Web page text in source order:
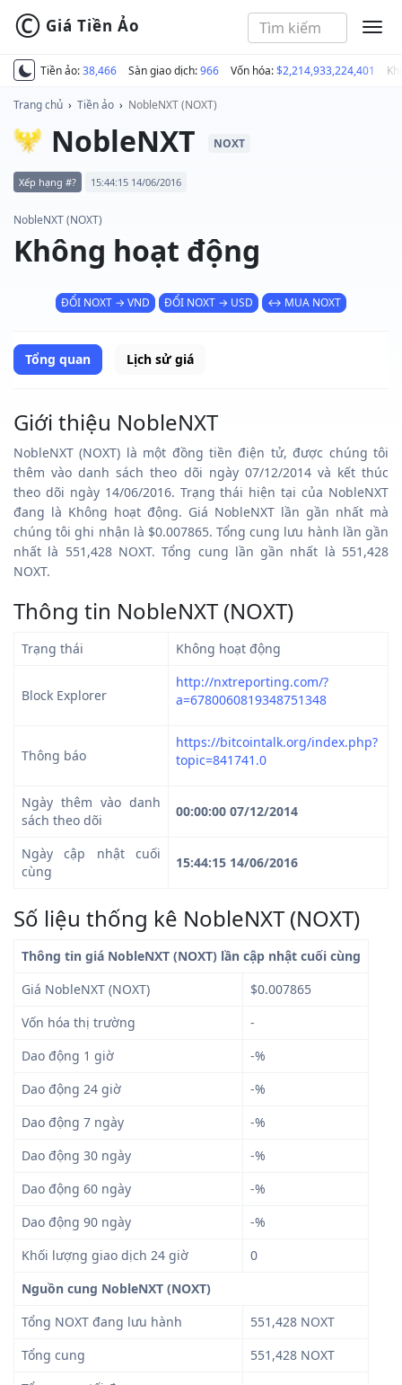
Tiền ảo:38,466 Sàn giao dịch:966 Vốn hóa:$2,214,933,224,401
© Giá Tiền Ảo
Trang chủ › Tiền ảo › NobleNXT (NOXT)
NobleNXT NOXT
Xếp hạng #? 15:44:15 14/06/2016
NobleNXT (NOXT)
Không hoạt động
ĐỔI NOXT → VND ĐỔI NOXT → USD ↔ MUA NOXT
Tổng quan Lịch sử giá
Giới thiệu NobleNXT
NobleNXT (NOXT) là một đồng tiền điện tử, được chúng tôi
thêm vào danh sách theo dõi ngày 07/12/2014 và kết thúc
theo dõi ngày 14/06/2016. Trạng thái hiện tại của NobleNXT
đang là Không hoạt động. Giá NobleNXT lần gần nhất mà
chúng tôi ghi nhận là $0.007865. Tổng cung lưu hành lần gần
nhất là 551,428 NOXT. Tổng cung lần gần nhất là 551,428
NOXT.
Thông tin NobleNXT (NOXT)
Trạng thái Không hoạt động
Block Explorer
http://nxtreporting.com/?
a=6780060819348751348
Thông báo
https://bitcointalk.org/index.php?
topic=841741.0
Ngày thêm vào danh
sách theo dõi
00:00:00 07/12/2014
Ngày cập nhật cuối
cùng
15:44:15 14/06/2016
Số liệu thống kê NobleNXT (NOXT)
Thông tin giá NobleNXT (NOXT) lần cập nhật cuối cùng
Giá NobleNXT (NOXT)
$0.007865
Vốn hóa thị trường
-
Dao động 1 giờ
-%
Dao động 24 giờ
-%
Dao động 7 ngày
-%
Dao động 30 ngày
-%
Dao động 60 ngày
-%
Dao động 90 ngày
-%
Khối lượng giao dịch 24 giờ
0
Nguồn cung NobleNXT (NOXT)
Tổng NOXT đang lưu hành
551,428 NOXT
Tổng cung
551,428 NOXT